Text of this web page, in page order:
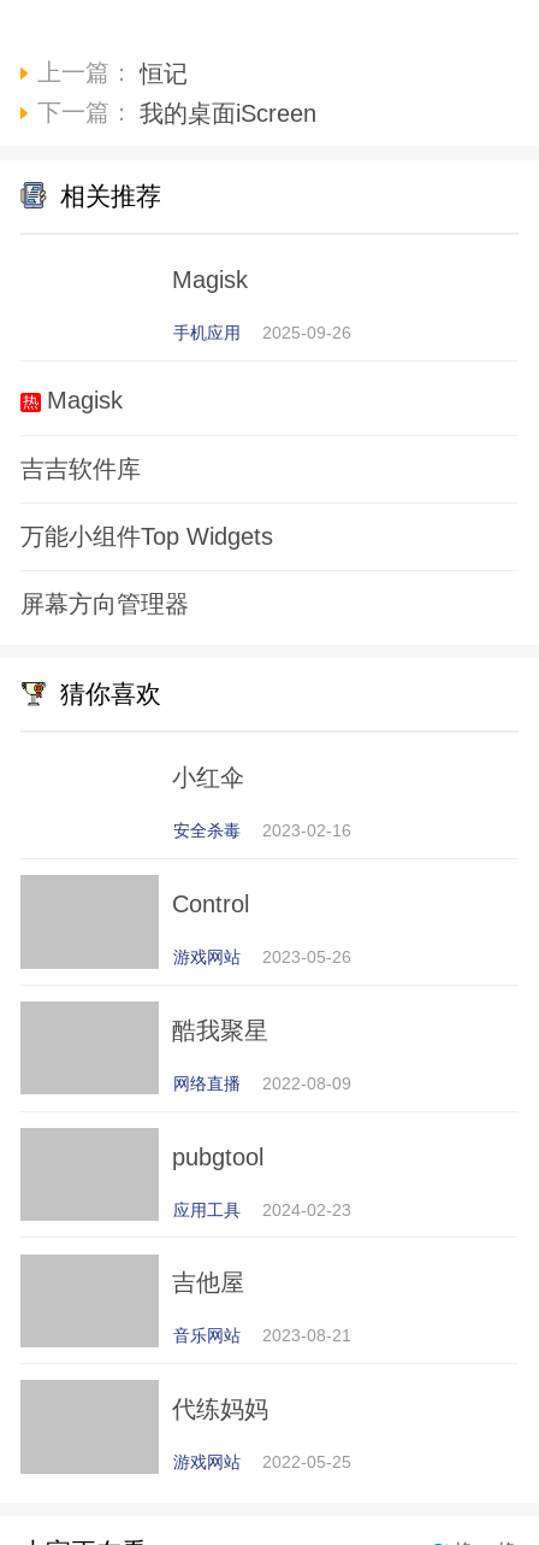
上一篇：
恒记
下一篇：
我的桌面iScreen
相关推荐
Magisk
手机应用 2025-09-26
Magisk
吉吉软件库
万能小组件Top Widgets
屏幕方向管理器
猜你喜欢
小红伞
安全杀毒 2023-02-16
Control
游戏网站 2023-05-26
酷我聚星
网络直播 2022-08-09
pubgtool
应用工具 2024-02-23
吉他屋
音乐网站 2023-08-21
代练妈妈
游戏网站 2022-05-25